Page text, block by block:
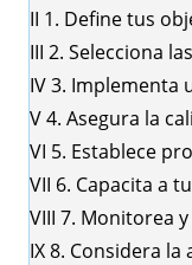
II 1. Define tus
III 2. Selecciona
IV3. Implementa
V4. Asegura la
VI 5. Establece
VII 6. Capacita a
VIII 7. Monitorea
IX8. Considera la